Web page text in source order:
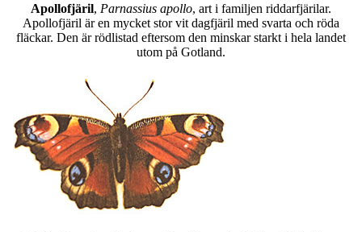
Apollofjäril, Parnassius apollo, art i familjen riddarfjärilar.
Apollofjäril är en mycket stor vit dagfjäril med svarta och röda
fläckar. Den är rödlistad eftersom den minskar starkt i hela landet
utom på Gotland.